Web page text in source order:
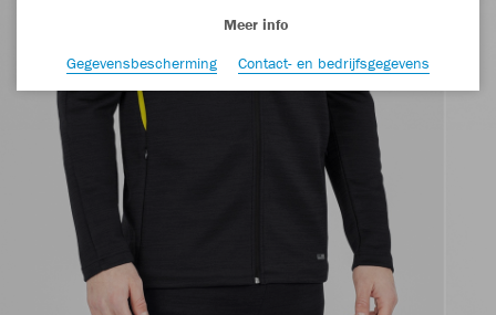
Meer info
Gegevensbescherming
Contact- en bedrijfsgegevens